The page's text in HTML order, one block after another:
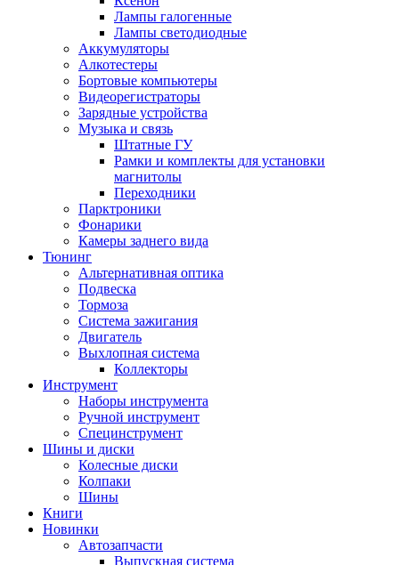
Лампы галогенные
Лампы светодиодные
Аккумуляторы
Алкотестеры
Бортовые компьютеры
Видеорегистраторы
Зарядные устройства
Музыка и связь
Штатные ГУ
Рамки и комплекты для установки
магнитолы
Переходники
Парктроники
Фонарики
Камеры заднего вида
Тюнинг
Альтернативная оптика
Подвеска
Тормоза
Система зажигания
Двигатель
Выхлопная система
Коллекторы
Инструмент
Наборы инструмента
Ручной инструмент
Специнструмент
Шины и диски
Колесные диски
Колпаки
Шины
Книги
Новинки
Автозапчасти
Выпускная система